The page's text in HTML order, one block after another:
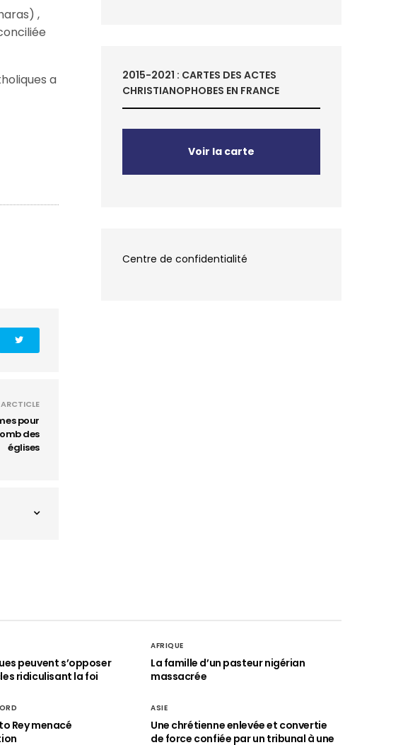
,
a
pour
des
églises
2015-2021 : CARTES DES ACTES
CHRISTIANOPHOBES EN FRANCE
Voir la carte
Centre de confidentialité
peuvent s’opposer
ridiculisant la foi
AFRIQUE
La famille d’un pasteur nigérian
massacrée
Rey menacé
ASIE
Une chrétienne enlevée et convertie
de force confiée par un tribunal à une